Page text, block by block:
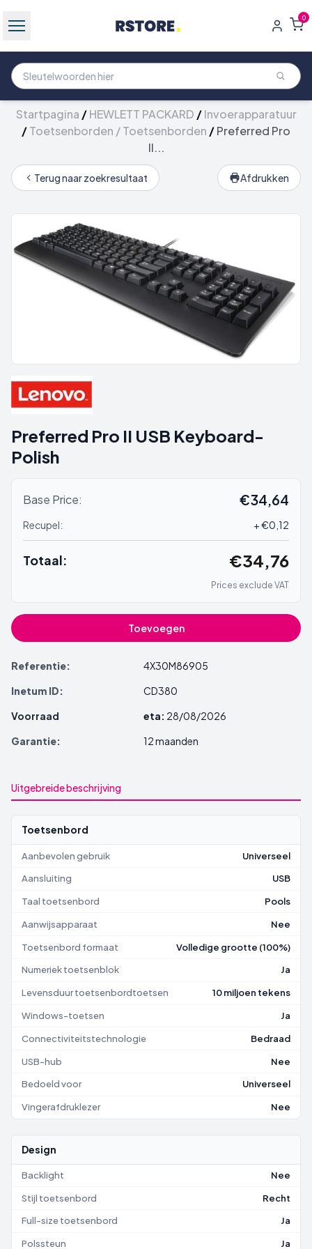
0
Startpagina /HEWLETT PACKARD /Invoerapparatuur
/Toetsenborden / Toetsenborden /Preferred Pro
II...
Terug naar zoekresultaat Afdrukken
Preferred Pro II USB Keyboard-
Polish
Base Price: €34,64
Recupel: + €0,12
Totaal: €34,76
Prices exclude VAT
Toevoegen
Referentie:
4X30M86905
Inetum ID:
CD380
Voorraad
eta: 28/08/2026
Garantie:
12 maanden
Uitgebreide beschrijving
Toetsenbord
Aanbevolen gebruik Universeel
Aansluiting USB
Taal toetsenbord Pools
Aanwijsapparaat Nee
Toetsenbord formaat Volledige grootte (100%)
Numeriek toetsenblok Ja
Levensduur toetsenbordtoetsen 10 miljoen tekens
Windows-toetsen Ja
Connectiviteitstechnologie Bedraad
USB-hub Nee
Bedoeld voor Universeel
Vingerafdruklezer Nee
Design
Backlight Nee
Stijl toetsenbord Recht
Full-size toetsenbord Ja
Polssteun Ja